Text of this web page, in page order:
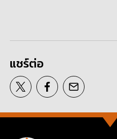
แชร์ต่อ